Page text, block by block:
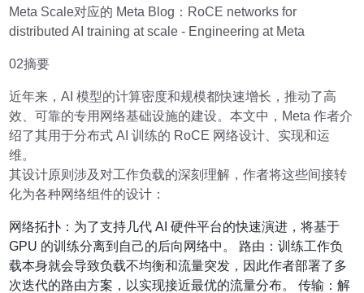
Meta Scale对应的 Meta Blog：RoCE networks for
distributed AI training at scale - Engineering at Meta
02摘要
近年来，AI 模型的计算密度和规模都快速增长，推动了高
效、可靠的专用网络基础设施的建设。本文中，Meta 作者介
绍了其用于分布式 AI 训练的 RoCE 网络设计、实现和运
维。
其设计原则涉及对工作负载的深刻理解，作者将这些间接转
化为各种网络组件的设计：
网络拓扑：为了支持几代 AI 硬件平台的快速演进，将基于
GPU 的训练分离到自己的后向网络中。 路由：训练工作负
载本身就会导致负载不均衡和流量突发，因此作者部署了多
次迭代的路由方案，以实现接近最优的流量分布。 传输：解